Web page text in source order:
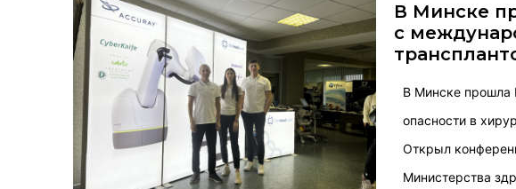
В Минске
с
В Минске прошла
опасности в
Открыл
Министерства